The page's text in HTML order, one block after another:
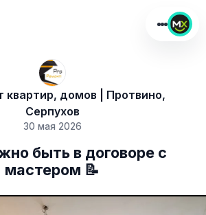
квартир, домов | Протвино,
Серпухов
30 мая 2026
быть в договоре с
мастером 📝